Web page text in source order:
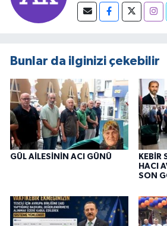
Bunlar da ilginizi çekebilir
GÜL AİLESİNİN ACI GÜNÜ
KEBİR
HACI
SON